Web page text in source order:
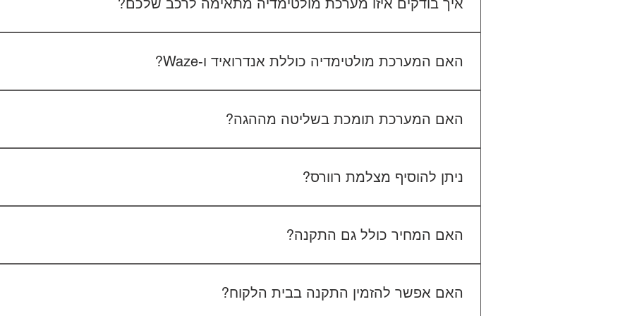
איך בודקים איזו מערכת מולטימדיה מתאימה לרכב שלכם?
האם המערכת מולטימדיה כוללת אנדרואיד ו-Waze?
האם המערכת תומכת בשליטה מההגה?
ניתן להוסיף מצלמת רוורס?
האם המחיר כולל גם התקנה?
האם אפשר להזמין התקנה בבית הלקוח?